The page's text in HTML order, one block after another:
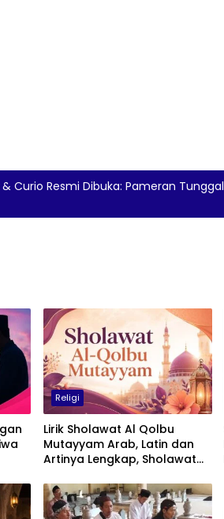
Curio Resmi Dibuka: Pameran Tunggal
Religi
Lirik Sholawat Al Qolbu
Mutayyam Arab, Latin dan
Artinya Lengkap, Sholawat
Muhammad SAW